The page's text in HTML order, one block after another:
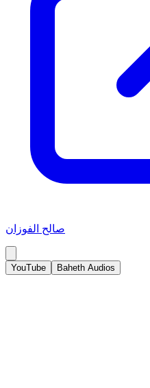
صالح الفوزان
YouTube Baheth Audios